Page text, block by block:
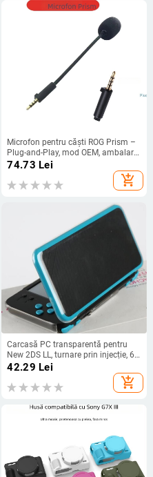
Microfon pentru căști ROG Prism –
Plug-and-Play, mod OEM, ambalare
individuală, suport distribuție
74.73 Lei
add_shopping_cart
Carcasă PC transparentă pentru
New 2DS LL, turnare prin injecție, 60
g, origine Huizhou
42.29 Lei
add_shopping_cart